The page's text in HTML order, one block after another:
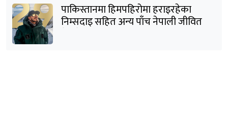
पाकिस्तानमा हिमपहिरोमा हराइरहेका
निम्सदाइ सहित अन्य पाँच नेपाली जीवित
भेटिने आशा कमजोर, युक्तको शव निकालियो